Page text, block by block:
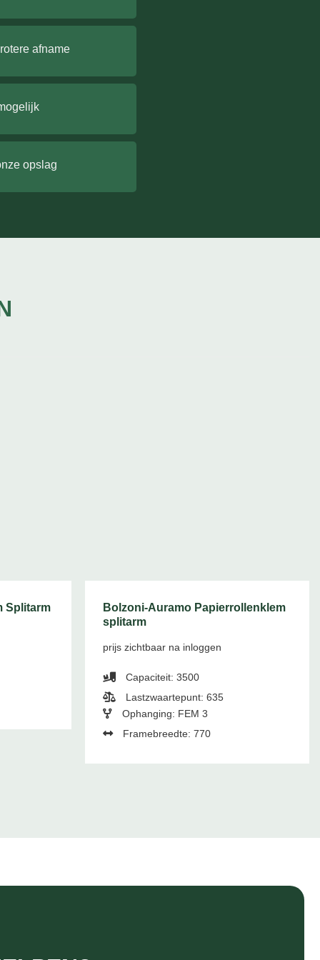
afname
opslag
Splitarm
Bolzoni-Auramo Papierrollenklem
splitarm
prijs zichtbaar na inloggen
Capaciteit: 3500
Lastzwaartepunt: 635
Ophanging: FEM 3
Framebreedte: 770